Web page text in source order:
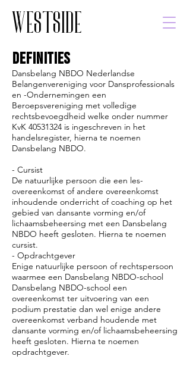
WESTSIDE
DEFINITIES
Dansbelang NBDO Nederlandse
Belangenvereniging voor Dansprofessionals
en -Ondernemingen een
Beroepsvereniging met volledige
rechtsbevoegdheid welke onder nummer
KvK 40531324 is ingeschreven in het
handelsregister, hierna te noemen
Dansbelang NBDO.
- Cursist
De natuurlijke persoon die een les-
overeenkomst of andere overeenkomst
inhoudende onderricht of coaching op het
gebied van dansante vorming en/of
lichaamsbeheersing met een Dansbelang
NBDO heeft gesloten. Hierna te noemen
cursist.
​- Opdrachtgever
Enige natuurlijke persoon of rechtspersoon
waarmee een Dansbelang NBDO-school
Dansbelang NBDO-school een
overeenkomst ter uitvoering van een
podium prestatie dan wel enige andere
overeenkomst verband houdende met
dansante vorming en/of lichaamsbeheersing
heeft gesloten. Hierna te noemen
opdrachtgever.